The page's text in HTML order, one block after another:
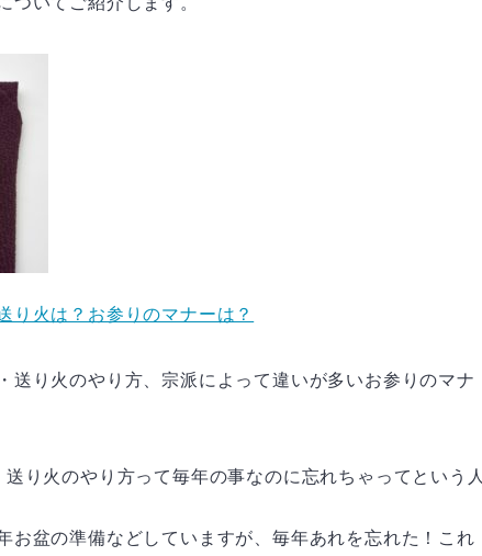
り火は？お参りのマナーは？
送り火のやり方、宗派によって違いが多いお参りのマナ
り火のやり方って毎年の事なのに忘れちゃってという人
お盆の準備などしていますが、毎年あれを忘れた！これ